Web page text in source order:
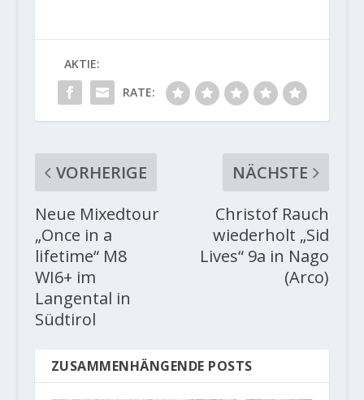
AKTIE:
RATE:
VORHERIGE
Neue Mixedtour
„Once in a
lifetime“ M8
WI6+ im
Langental in
Südtirol
NÄCHSTE
Christof Rauch
wiederholt „Sid
Lives“ 9a in Nago
(Arco)
ZUSAMMENHÄNGENDE POSTS